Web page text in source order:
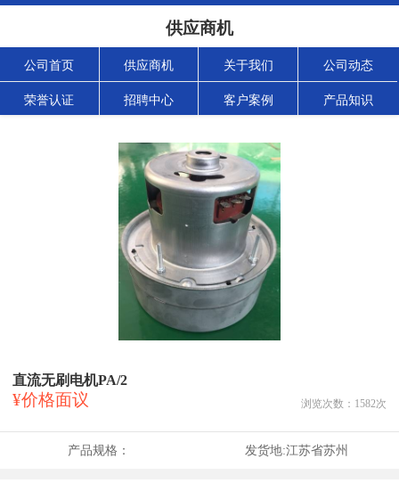
供应商机
公司首页 供应商机 关于我们 公司动态
荣誉认证 招聘中心 客户案例 产品知识
直流无刷电机PA/2
¥价格面议 浏览次数： 1582次
产品规格： 发货地:江苏省苏州